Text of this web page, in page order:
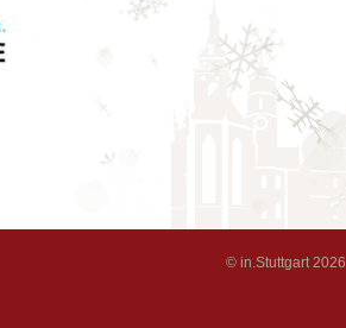
© in.Stuttgart 2026